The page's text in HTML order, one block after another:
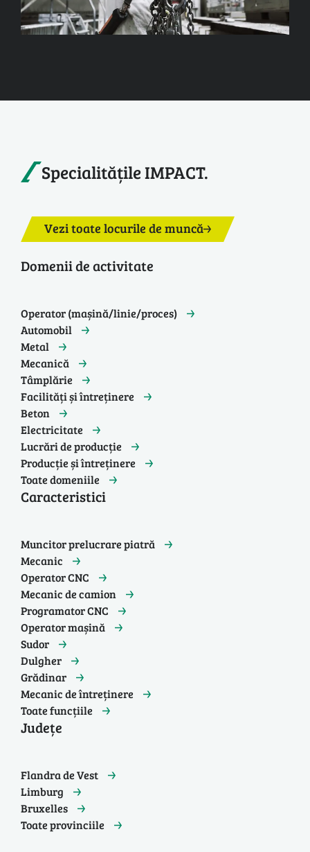
Specialitățile IMPACT.
Vezi toate locurile de muncă
Domenii de activitate
Operator (mașină/linie/proces)
Automobil
Metal
Mecanică
Tâmplărie
Facilități și întreținere
Beton
Electricitate
Lucrări de producție
Producție și întreținere
Toate domeniile
Caracteristici
Muncitor prelucrare piatră
Mecanic
Operator CNC
Mecanic de camion
Programator CNC
Operator mașină
Sudor
Dulgher
Grădinar
Mecanic de întreținere
Toate funcțiile
Județe
Flandra de Vest
Limburg
Bruxelles
Toate provinciile